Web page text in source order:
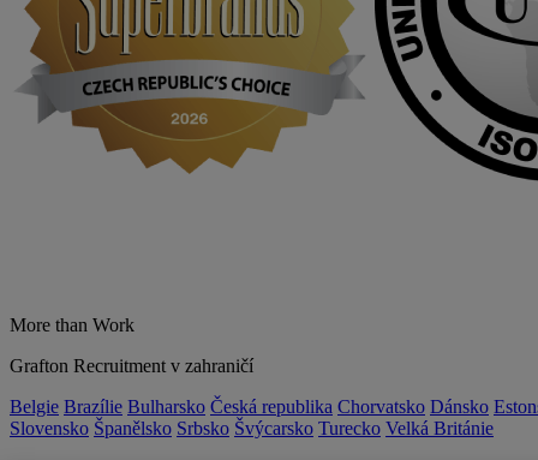
More than Work
Grafton Recruitment v zahraničí
Belgie Brazílie Bulharsko Česká republika Chorvatsko Dánsko
Slovensko Španělsko Srbsko Švýcarsko Turecko Velká Británie